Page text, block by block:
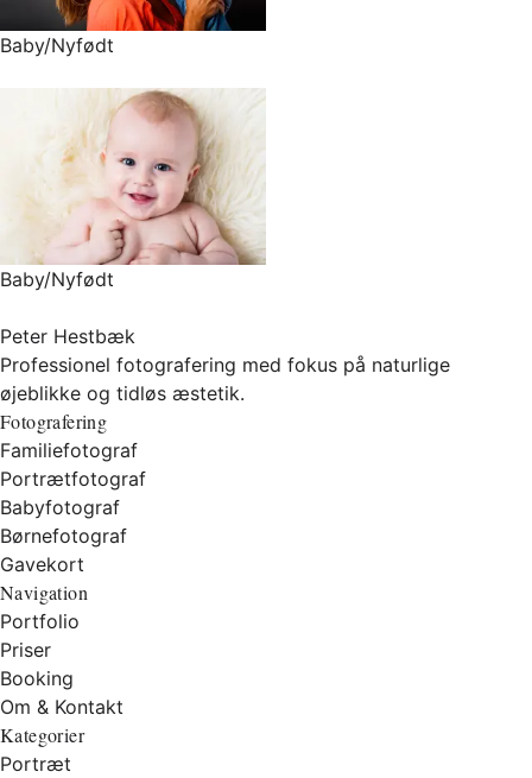
Baby/Nyfødt
Baby/Nyfødt
Peter Hestbæk
Professionel fotografering med fokus på naturlige
øjeblikke og tidløs æstetik.
Fotografering
Familiefotograf
Portrætfotograf
Babyfotograf
Børnefotograf
Gavekort
Navigation
Portfolio
Priser
Booking
Om & Kontakt
Kategorier
Portræt